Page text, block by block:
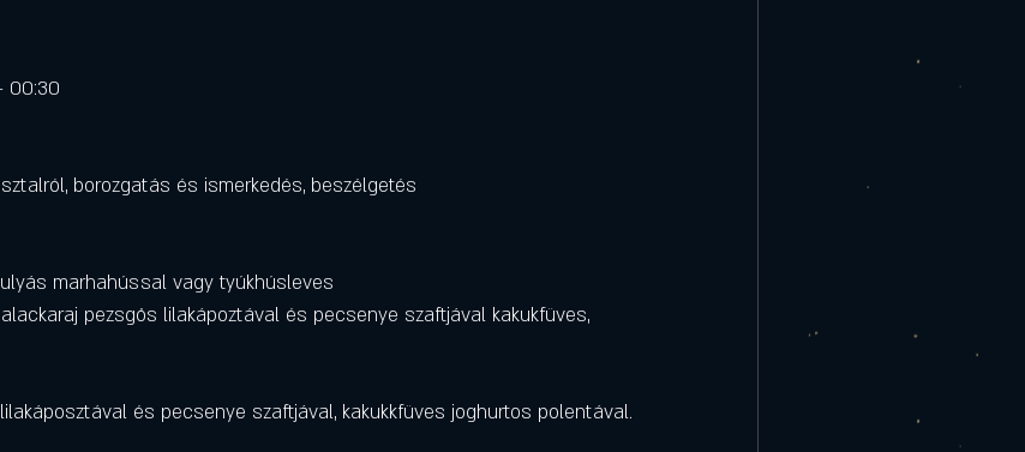
00:30
borozgatás és ismerkedés, beszélgetés
marhahússal vagy tyúkhúsleves
pezsgős lilakápoztával és pecsenye szaftjával kakukfüves,
és pecsenye szaftjával, kakukkfüves joghurtos polentával.